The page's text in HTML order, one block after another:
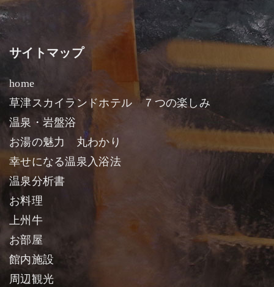
サイトマップ
home
草津スカイランドホテル ７つの楽しみ
温泉・岩盤浴
お湯の魅力 丸わかり
幸せになる温泉入浴法
温泉分析書
お料理
上州牛
お部屋
館内施設
周辺観光